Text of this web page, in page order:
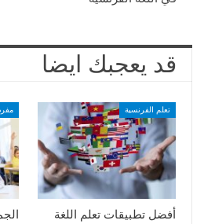
قد يعجبك ايضا
تعلم الفرنسية
أفضل تطبيقات تعلم اللغة